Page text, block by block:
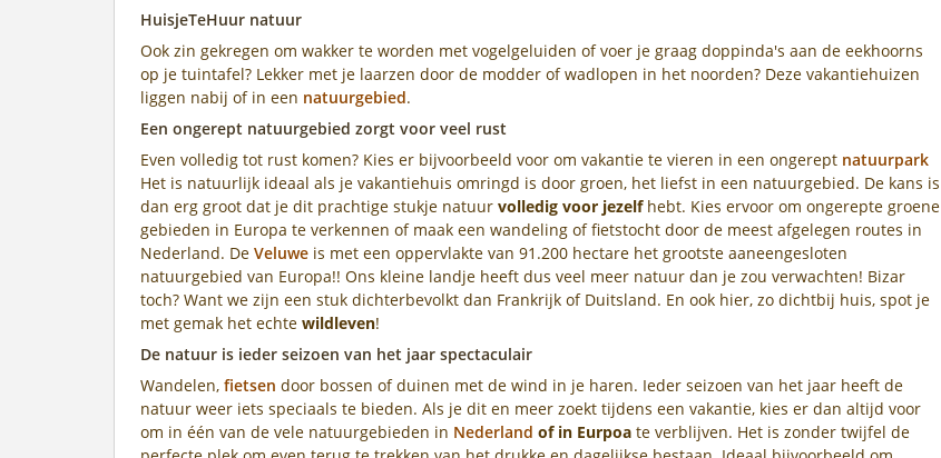
HuisjeTeHuur natuur
Ook zin gekregen om wakker te worden met vogelgeluiden of voer je graag doppinda's aan de eekhoorns
op je tuintafel? Lekker met je laarzen door de modder of wadlopen in het noorden? Deze vakantiehuizen
liggen nabij of in een natuurgebied.
Een ongerept natuurgebied zorgt voor veel rust
Even volledig tot rust komen? Kies er bijvoorbeeld voor om vakantie te vieren in een ongerept natuurpark
Het is natuurlijk ideaal als je vakantiehuis omringd is door groen, het liefst in een natuurgebied. De kans is
dan erg groot dat je dit prachtige stukje natuur volledig voor jezelfhebt. Kies ervoor om ongerepte groene
gebieden in Europa te verkennen of maak een wandeling of fietstocht door de meest afgelegen routes in
Nederland. De Veluwe is met een oppervlakte van 91.200 hectare het grootste aaneengesloten
natuurgebied van Europa!! Ons kleine landje heeft dus veel meer natuur dan je zou verwachten! Bizar
toch? Want we zijn een stuk dichterbevolkt dan Frankrijk of Duitsland. En ook hier, zo dichtbij huis, spot je
met gemak het echte wildleven!
De natuur is ieder seizoen van het jaar spectaculair
Wandelen, fietsen door bossen of duinen met de wind in je haren. Ieder seizoen van het jaar heeft de
natuur weer iets speciaals te bieden. Als je dit en meer zoekt tijdens een vakantie, kies er dan altijd voor
om in één van de vele natuurgebieden in Nederland of in Eurpoa te verblijven. Het is zonder twijfel de